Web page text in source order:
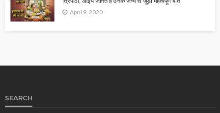
April 9, 2020
SEARCH